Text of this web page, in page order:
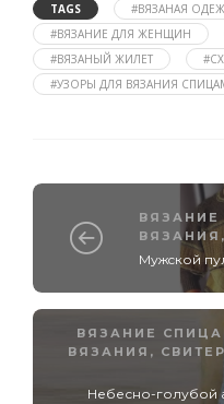
TAGS #ВЯЗАНАЯ
#ВЯЗАНИЕ ДЛЯ ЖЕНЩИН
#ВЯЗАНЫЙ ЖИЛЕТ
#УЗОРЫ ДЛЯ ВЯЗАНИЯ
ВЯЗАНИЯ ,
Мужcкой
ВЯЗАНИЕ
ВЯЗАНИЯ ,
Небесно-голубой